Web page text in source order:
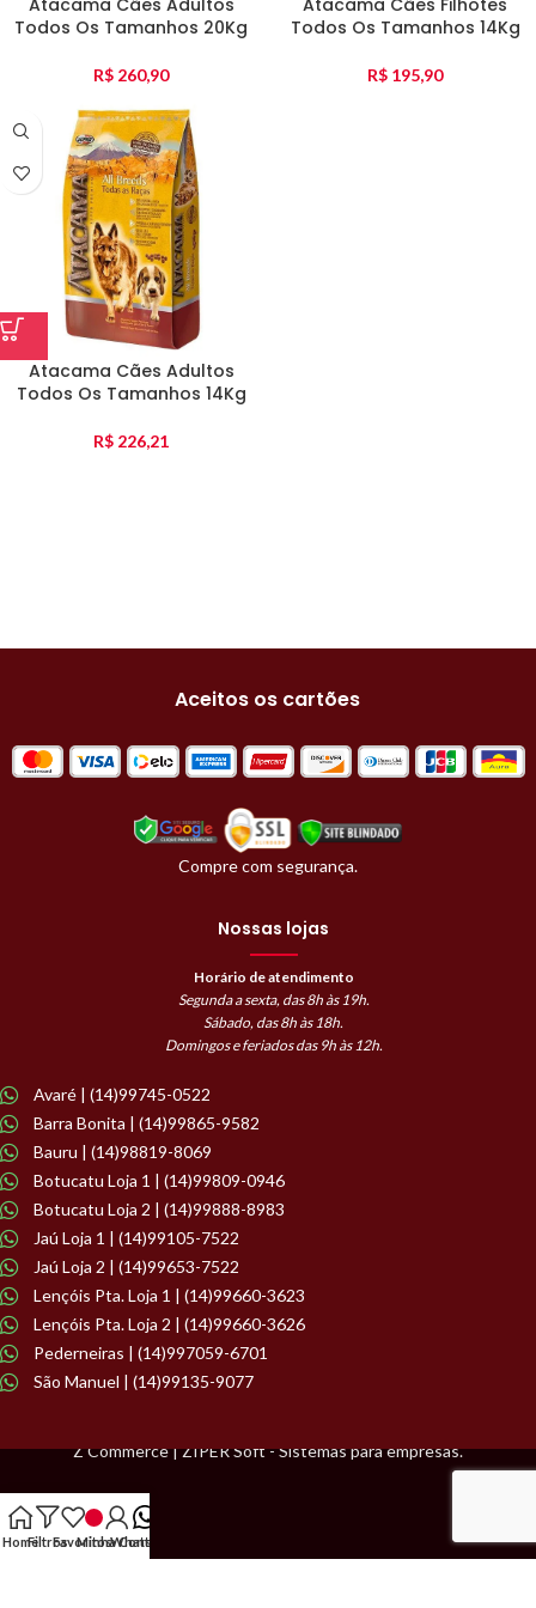
Atacama Cães Adultos
Todos Os Tamanhos 20Kg
R$ 260,90
Atacama Cães Filhotes
Todos Os Tamanhos 14Kg
R$ 195,90
Atacama Cães Adultos
Todos Os Tamanhos 14Kg
R$ 226,21
Aceitos os cartões
Compre com segurança.
Nossas lojas
Horário de atendimento
Segunda a sexta, das 8h às 19h.
Sábado, das 8h às 18h.
Domingos e feriados das 9h às 12h.
Avaré | (14)99745-0522
Barra Bonita | (14)99865-9582
Bauru | (14)98819-8069
Botucatu Loja 1 | (14)99809-0946
Botucatu Loja 2 | (14)99888-8983
Jaú Loja 1 | (14)99105-7522
Jaú Loja 2 | (14)99653-7522
Lençóis Pta. Loja 1 | (14)99660-3623
Lençóis Pta. Loja 2 | (14)99660-3626
Pederneiras | (14)997059-6701
São Manuel | (14)99135-9077
Z Commerce | ZIPER Soft - Sistemas para empresas.
HomeFiltrosFavoritos
Minha Conta
WhatsApp